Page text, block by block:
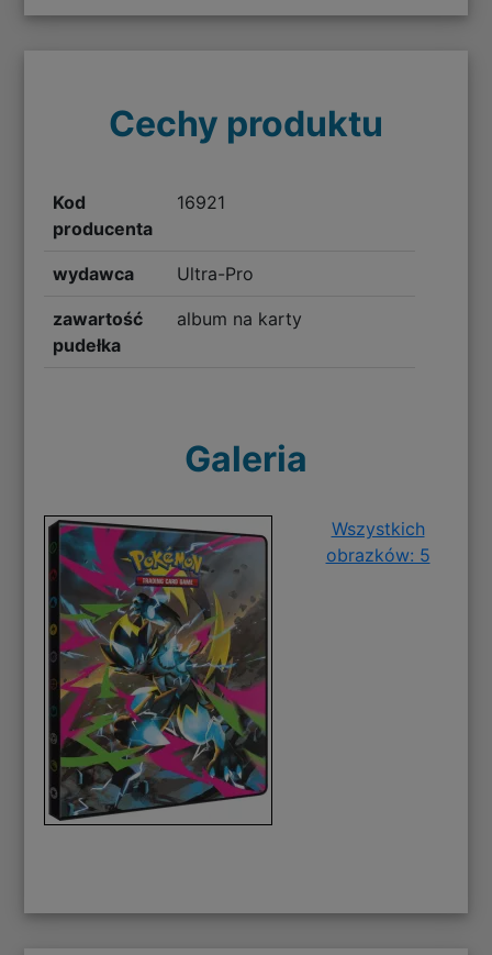
Cechy produktu
Kod
producenta
16921
wydawca Ultra-Pro
zawartość
pudełka
album na karty
Galeria
Wszystkich
obrazków: 5